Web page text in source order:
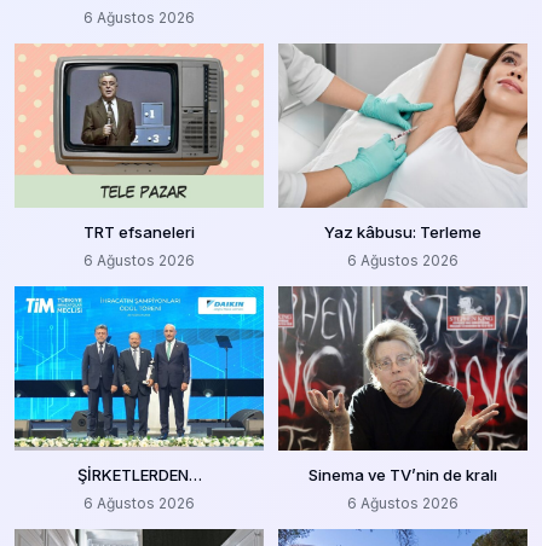
6 Ağustos 2026
TRT efsaneleri
6 Ağustos 2026
Yaz kâbusu: Terleme
6 Ağustos 2026
ŞİRKETLERDEN…
6 Ağustos 2026
Sinema ve TV’nin de kralı
6 Ağustos 2026